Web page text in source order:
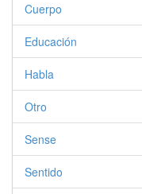
Cuerpo
Educación
Habla
Otro
Sense
Sentido